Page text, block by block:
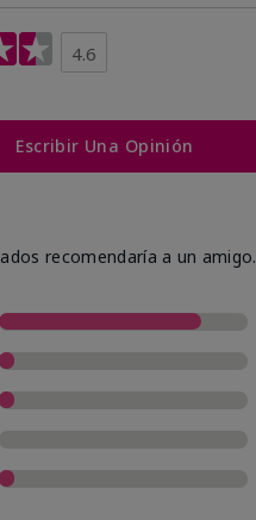
4.6
Escribir Una Opinión
recomendaría a un amigo.